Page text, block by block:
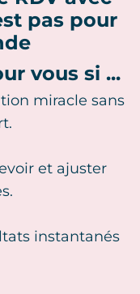
pas pour
vous si ...
miracle sans
et ajuster
instantanés